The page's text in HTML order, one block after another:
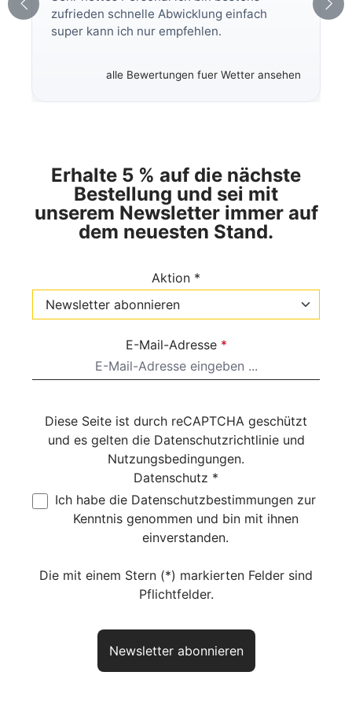
zufrieden schnelle Abwicklung einfach
super kann ich nur empfehlen.
alle Bewertungen fuer Wetter ansehen
Erhalte 5 % auf die nächste
Bestellung und sei mit
unserem Newsletter immer auf
dem neuesten Stand.
Aktion *
E-Mail-Adresse *
Diese Seite ist durch reCAPTCHA geschützt
und es gelten die Datenschutzrichtlinieund
Nutzungsbedingungen.
Datenschutz *
Ich habe die Datenschutzbestimmungen zur
Kenntnis genommen und bin mit ihnen
einverstanden.
Die mit einem Stern (*) markierten Felder sind
Pflichtfelder.
Newsletter abonnieren